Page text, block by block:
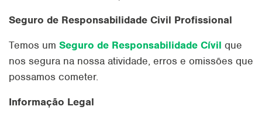
Seguro de Responsabilidade Civil Profissional
Temos um Seguro de Responsabilidade Cívil que
nos segura na nossa atividade, erros e omissões que
possamos cometer.
Informação Legal